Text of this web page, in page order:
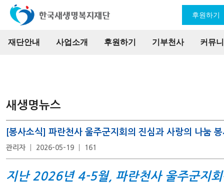
재단안내 사업소개 후원하기 기부천사 커뮤
후원하기
새생명뉴스
[봉사소식] 파란천사 울주군지회의 진심과 사랑의 나눔
관리자 2026-05-19 161
지난 2026년 4-5월, 파란천사 울주군지